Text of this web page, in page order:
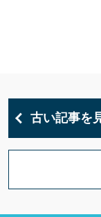
古い記事を